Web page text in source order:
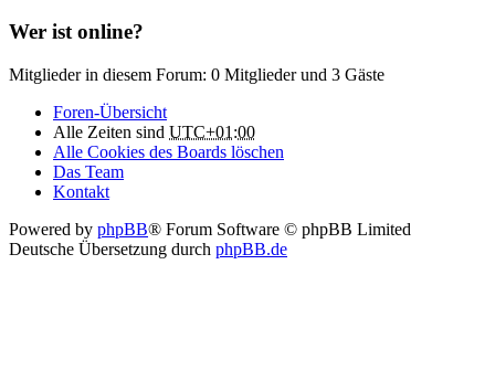
Wer ist online?
Mitglieder in diesem Forum: 0 Mitglieder und 3 Gäste
Foren-Übersicht
Alle Zeiten sind UTC+01:00
Alle Cookies des Boards löschen
Das Team
Kontakt
Powered by phpBB® Forum Software © phpBB Limited
Deutsche Übersetzung durch phpBB.de